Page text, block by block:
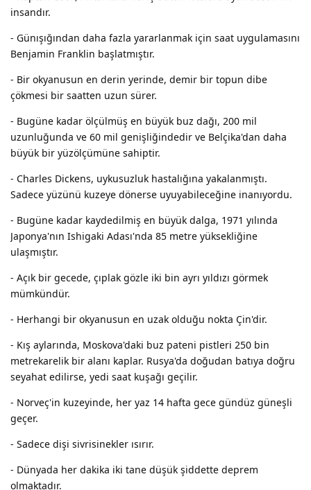
insandır.
- Günışığından daha fazla yararlanmak için saat uygulamasını
Benjamin Franklin başlatmıştır.
- Bir okyanusun en derin yerinde, demir bir topun dibe
çökmesi bir saatten uzun sürer.
- Bugüne kadar ölçülmüş en büyük buz dağı, 200 mil
uzunluğunda ve 60 mil genişliğindedir ve Belçika'dan daha
büyük bir yüzölçümüne sahiptir.
- Charles Dickens, uykusuzluk hastalığına yakalanmıştı.
Sadece yüzünü kuzeye dönerse uyuyabileceğine inanıyordu.
- Bugüne kadar kaydedilmiş en büyük dalga, 1971 yılında
Japonya'nın Ishigaki Adası'nda 85 metre yüksekliğine
ulaşmıştır.
- Açık bir gecede, çıplak gözle iki bin ayrı yıldızı görmek
mümkündür.
- Herhangi bir okyanusun en uzak olduğu nokta Çin'dir.
- Kış aylarında, Moskova'daki buz pateni pistleri 250 bin
metrekarelik bir alanı kaplar. Rusya'da doğudan batıya doğru
seyahat edilirse, yedi saat kuşağı geçilir.
- Norveç'in kuzeyinde, her yaz 14 hafta gece gündüz güneşli
geçer.
- Sadece dişi sivrisinekler ısırır.
- Dünyada her dakika iki tane düşük şiddette deprem
olmaktadır.